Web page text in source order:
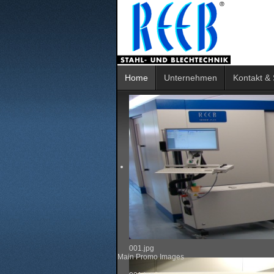
Home Unternehmen Kontakt &
001.jpg
Main Promo Images